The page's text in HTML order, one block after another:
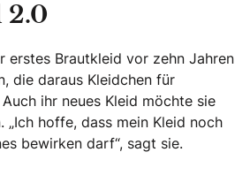
2.0
erstes Brautkleid vor zehn Jahren
die daraus Kleidchen für
ihr neues Kleid möchte sie
hoffe, dass mein Kleid noch
bewirken darf“, sagt sie.